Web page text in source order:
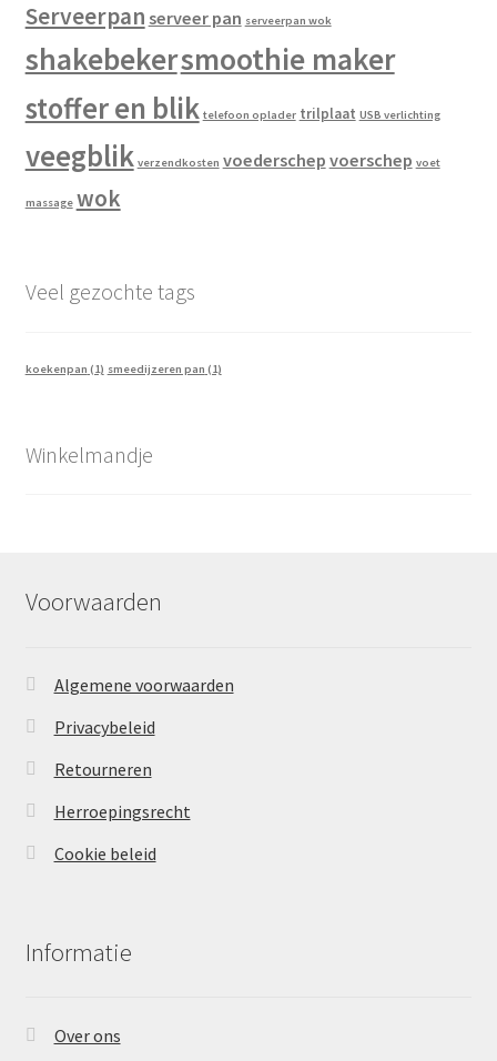
Serveerpan serveer pan serveerpan wok
shakebekersmoothie maker
stoffer en blik telefoon oplader trilplaat USB verlichting
veegblik verzendkosten voederschep voerschep voet
massage wok
Veel gezochte tags
koekenpan (1) smeedijzeren pan (1)
Winkelmandje
Voorwaarden
Algemene voorwaarden
Privacybeleid
Retourneren
Herroepingsrecht
Cookie beleid
Informatie
Over ons